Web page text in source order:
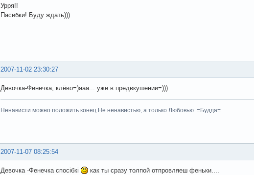
Урря!!
Пасибки! Буду ждать)))
2007-11-02 23:30:27
Девочка-Фенечка, клёво=)ааа... уже в предвкушении=)))
Ненависти можно положить конец Не ненавистью, а только Любовью. =Будда=
2007-11-07 08:25:54
Девочка -Фенечка спосібкі как ты сразу толпой отпровляеш феньки....